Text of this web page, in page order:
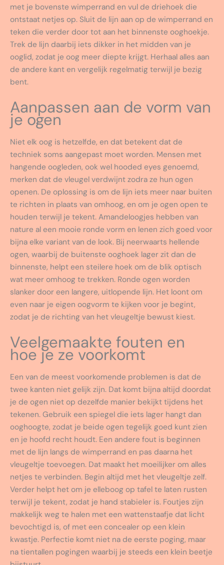
met je bovenste wimperrand en vul de driehoek die
ontstaat netjes op. Sluit de lijn aan op de wimperrand en
teken die verder door tot aan het binnenste ooghoekje.
Trek de lijn daarbij iets dikker in het midden van je
ooglid, zodat je oog meer diepte krijgt. Herhaal alles aan
de andere kant en vergelijk regelmatig terwijl je bezig
bent.
Aanpassen aan de vorm van
je ogen
Niet elk oog is hetzelfde, en dat betekent dat de
techniek soms aangepast moet worden. Mensen met
hangende oogleden, ook wel hooded eyes genoemd,
merken dat de vleugel verdwijnt zodra ze hun ogen
openen. De oplossing is om de lijn iets meer naar buiten
te richten in plaats van omhoog, en om je ogen open te
houden terwijl je tekent. Amandeloogjes hebben van
nature al een mooie ronde vorm en lenen zich goed voor
bijna elke variant van de look. Bij neerwaarts hellende
ogen, waarbij de buitenste ooghoek lager zit dan de
binnenste, helpt een steilere hoek om de blik optisch
wat meer omhoog te trekken. Ronde ogen worden
slanker door een langere, uitlopende lijn. Het loont om
even naar je eigen oogvorm te kijken voor je begint,
zodat je de richting van het vleugeltje bewust kiest.
Veelgemaakte fouten en
hoe je ze voorkomt
Een van de meest voorkomende problemen is dat de
twee kanten niet gelijk zijn. Dat komt bijna altijd doordat
je de ogen niet op dezelfde manier bekijkt tijdens het
tekenen. Gebruik een spiegel die iets lager hangt dan
ooghoogte, zodat je beide ogen tegelijk goed kunt zien
en je hoofd recht houdt. Een andere fout is beginnen
met de lijn langs de wimperrand en pas daarna het
vleugeltje toevoegen. Dat maakt het moeilijker om alles
netjes te verbinden. Begin altijd met het vleugeltje zelf.
Verder helpt het om je elleboog op tafel te laten rusten
terwijl je tekent, zodat je hand stabieler is. Foutjes zijn
makkelijk weg te halen met een wattenstaafje dat licht
bevochtigd is, of met een concealer op een klein
kwastje. Perfectie komt niet na de eerste poging, maar
na tientallen pogingen waarbij je steeds een klein beetje